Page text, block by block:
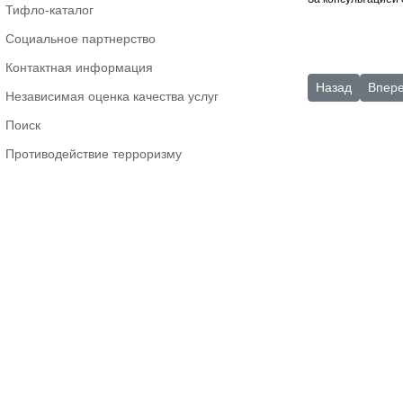
Тифло-каталог
Социальное партнерство
Контактная информация
Независимая оценка качества услуг
Поиск
Противодействие терроризму
Предыдущий:
Назад